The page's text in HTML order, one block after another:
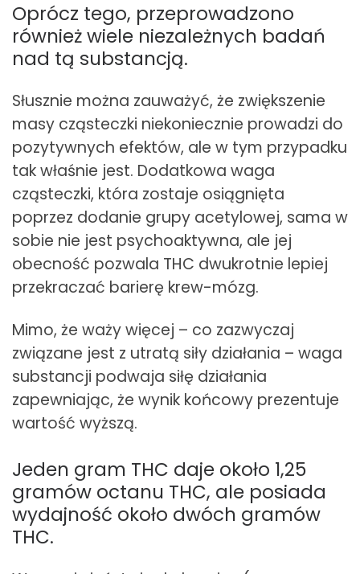
Oprócz tego, przeprowadzono
również wiele niezależnych badań
nad tą substancją.
Słusznie można zauważyć, że zwiększenie
masy cząsteczki niekoniecznie prowadzi do
pozytywnych efektów, ale w tym przypadku
tak właśnie jest. Dodatkowa waga
cząsteczki, która zostaje osiągnięta
poprzez dodanie grupy acetylowej, sama w
sobie nie jest psychoaktywna, ale jej
obecność pozwala THC dwukrotnie lepiej
przekraczać barierę krew-mózg.
Mimo, że waży więcej – co zazwyczaj
związane jest z utratą siły działania – waga
substancji podwaja siłę działania
zapewniając, że wynik końcowy prezentuje
wartość wyższą.
Jeden gram THC daje około 1,25
gramów octanu THC, ale posiada
wydajność około dwóch gramów
THC.